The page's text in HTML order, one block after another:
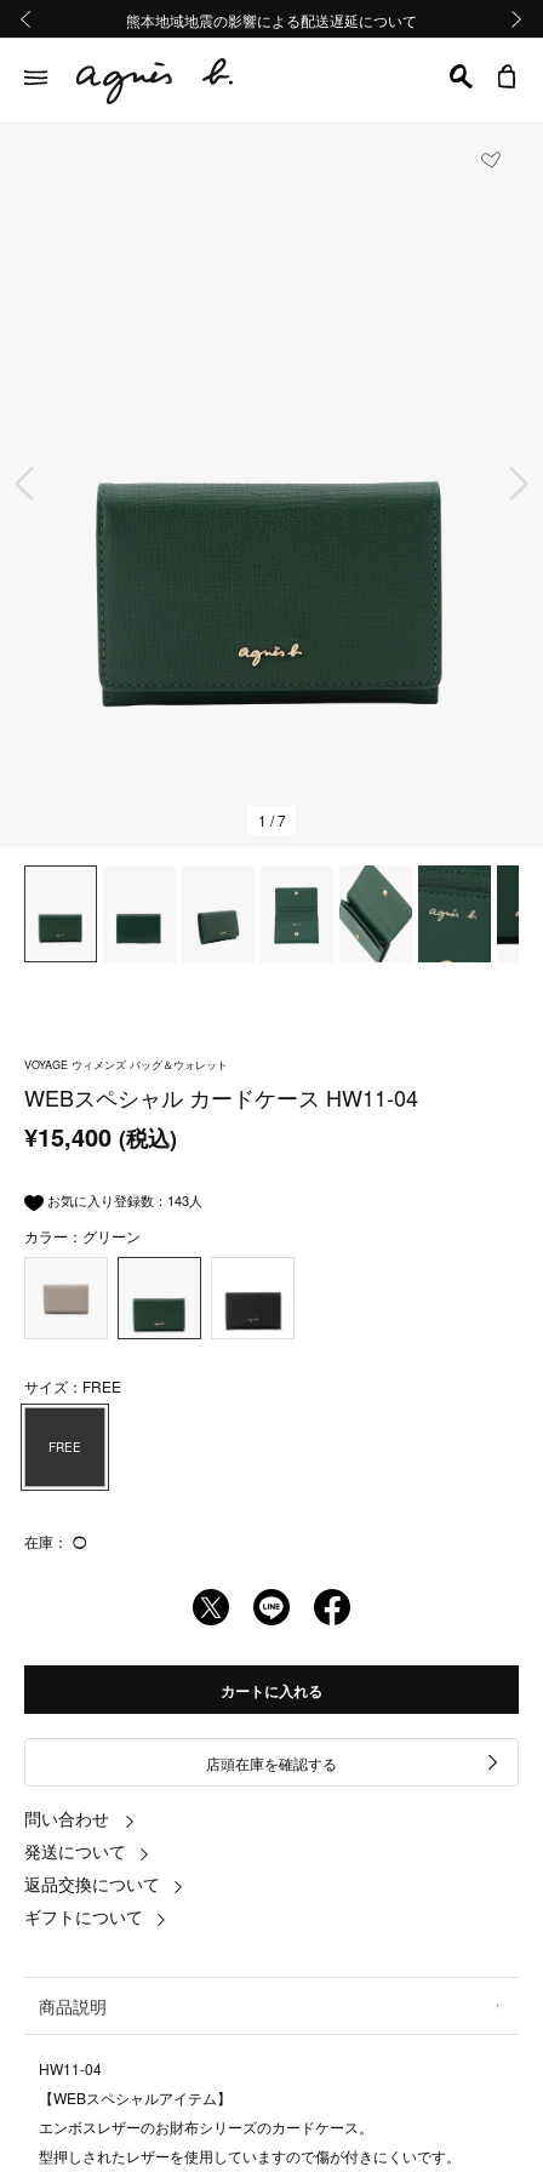
熊本地域地震の影響による配送遅延について
Summer Sale 2buy10%OFF!!
熊本地域地震の影響による配送遅延について
Summer Sale 2buy10%OFF!!
前の画像
1 / 7
VOYAGE ウィメンズ バッグ＆ウォレット
WEBスペシャル カードケース HW11-04
¥15,400 (税込)
お気に入り登録数： 143人
カラー：グリーン
サイズ：FREE
FREE
在庫： ◯
カートに入れる
店頭在庫を確認する
問い合わせ
発送について
返品交換について
ギフトについて
商品説明
HW11-04
【WEBスペシャルアイテム】
エンボスレザーのお財布シリーズのカードケース。
型押しされたレザーを使用していますので傷が付きにくいです。